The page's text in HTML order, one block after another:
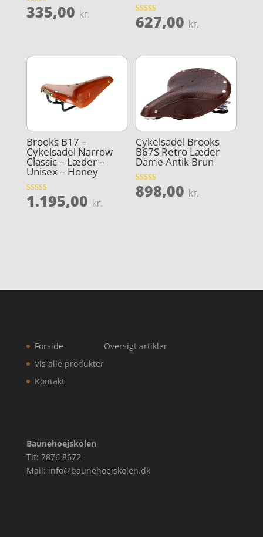
Vurderet
4.8
335,00 kr.
Vurderet
4.1
627,00 kr.
Brooks B17 –
Cykelsadel Narrow
Classic – Læder –
Unisex – Honey
Vurderet
4.8
1.195,00 kr.
Cykelsadel Brooks
B67S Retro Læder
Dame Antik Brun
Vurderet
5
898,00 kr.
Forside
Vis alle produkter
Kontakt
Oversigt artikler
Baunehoejskolen
Tlf: 7876 8672
Mail: info@baunehoejskolen.dk